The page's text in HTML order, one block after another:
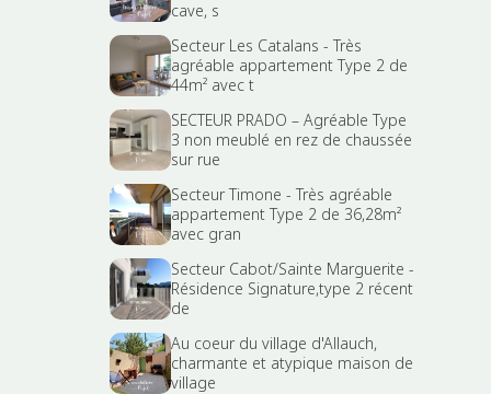
cave, s
Secteur Les Catalans - Très
agréable appartement Type 2 de
44m² avec t
SECTEUR PRADO – Agréable Type
3 non meublé en rez de chaussée
sur rue
Secteur Timone - Très agréable
appartement Type 2 de 36,28m²
avec gran
Secteur Cabot/Sainte Marguerite -
Résidence Signature,type 2 récent
de
Au coeur du village d'Allauch,
charmante et atypique maison de
village